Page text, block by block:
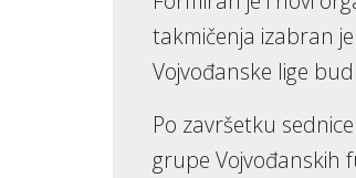
takmičenja izabran je
Vojvođanske lige
Po završetku
grupe Vojvođanskih